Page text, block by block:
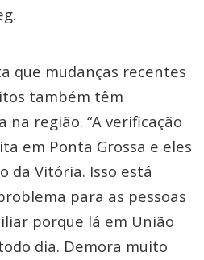
que mudanças recentes
também têm
na região. “A verificação
em Ponta Grossa e eles
da Vitória. Isso está
para as pessoas
porque lá em União
dia. Demora muito